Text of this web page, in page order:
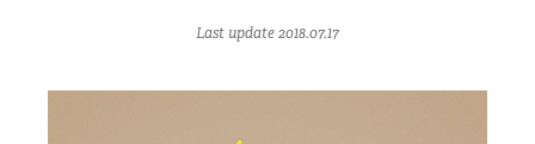
Last update 2018.07.17